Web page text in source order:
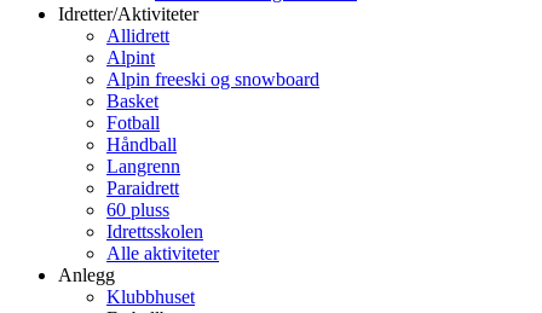
Idretter/Aktiviteter
Allidrett
Alpint
Alpin freeski og snowboard
Basket
Fotball
Håndball
Langrenn
Paraidrett
60 pluss
Idrettsskolen
Alle aktiviteter
Anlegg
Klubbhuset